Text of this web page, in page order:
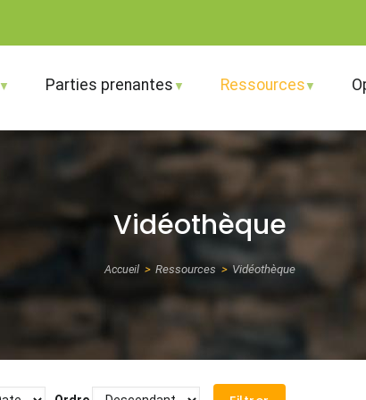
Parties prenantes Ressources
Vidéothèque
Fil
d'Ariane
Accueil Ressources Vidéothèque